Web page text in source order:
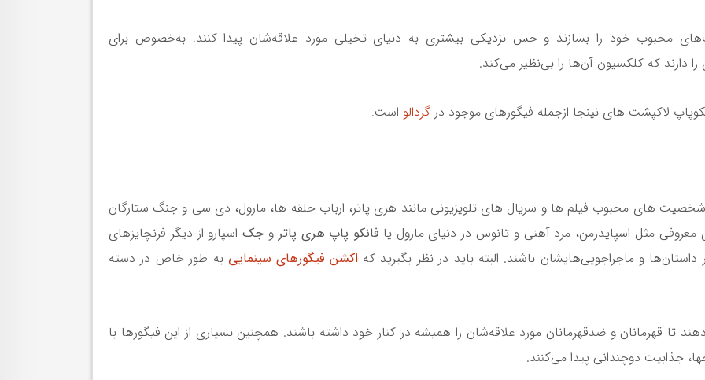
محبوب خود را بسازند و حس نزدیکی بیشتری به دنیای تخیلی مورد علاقه‌شان پیدا کنند. به‌خصوص برای
دارند که کلکسیون آن‌ها را بی‌نظیر می‌کند.
لاکپشت های نینجا ازجمله فیگورهای موجود در گردالو است.
شخصیت های محبوب فیلم ها و سریال های تلویزیونی مانند هری پاتر، ارباب حلقه ها، مارول، دی سی و جنگ ستارگان
مثل اسپایدرمن، مرد آهنی و تانوس در دنیای مارول یا فانکو پاپ هری پاتر و جک اسپارو از دیگر فرنچایزهای
و ماجراجویی‌هایشان باشند. البته باید در نظر بگیرید که اکشن فیگورهای سینمایی به طور خاص در دسته
تا قهرمانان و ضدقهرمانان مورد علاقه‌شان را همیشه در کنار خود داشته باشند. همچنین بسیاری از این فیگورها با
جذابیت دوچندانی پیدا می‌کنند.